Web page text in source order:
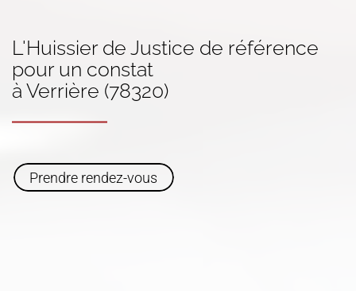
L'Huissier de Justice de référence
pour un constat
à Verrière (78320)
Prendre rendez-vous